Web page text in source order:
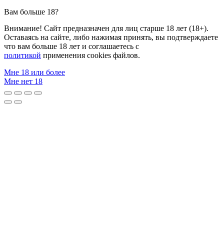
Вам больше 18?
Внимание! Сайт предназначен для лиц старше 18 лет (18+).
Оставаясь на сайте, либо нажимая принять, вы подтверждаете
что вам больше 18 лет и соглашаетесь с
политикой применения cookies файлов.
Мне 18 или более
Мне нет 18